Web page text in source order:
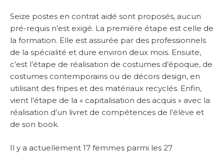
Seize postes en contrat aidé sont proposés, aucun
pré-requis n’est exigé. La première étape est celle de
la formation. Elle est assurée par des professionnels
de la spécialité et dure environ deux mois. Ensuite,
c’est l’étape de réalisation de costumes d’époque, de
costumes contemporains ou de décors design, en
utilisant des fripes et des matériaux recyclés. Enfin,
vient l’étape de la « capitalisation des acquis » avec la
réalisation d’un livret de compétences de l’élève et
de son book.
Il y a actuellement 17 femmes parmi les 27